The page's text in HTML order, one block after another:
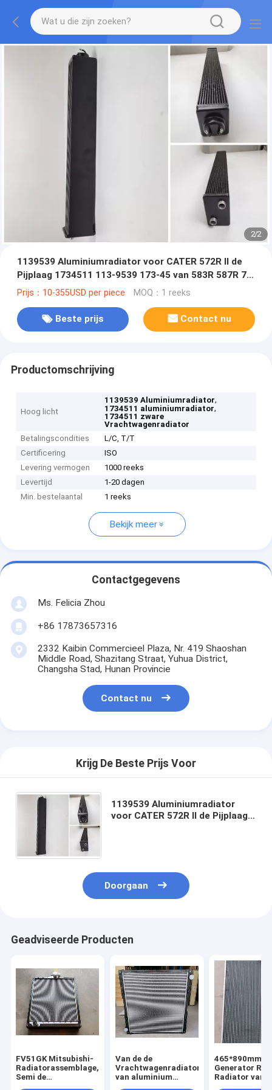
2/2
1139539 Aluminiumradiator voor CATER 572R II de
Pijplaag 1734511 113-9539 173-45 van 583R 587R 7A
7S 7SU 7U 8SU 583R
Prijs：10-355USD per piece MOQ：1 reeks
Beste prijs Contact nu
Productomschrijving
Hoog licht
1139539 Aluminiumradiator,
1734511 aluminiumradiator,
1734511 zware
Vrachtwagenradiator
Betalingscondities
L/C, T/T
Certificering
ISO
Levering vermogen
1000 reeks
Levertijd
1-20 dagen
Min. bestelaantal
1 reeks
Bekijk meer
Contactgegevens
Ms. Felicia Zhou
+86 17873657316
2332 Kaibin Commercieel Plaza, Nr. 419 Shaoshan
Middle Road, Shazitang Straat, Yuhua District,
Changsha Stad, Hunan Provincie
Contact nu
Krijg De Beste Prijs Voor
1139539 Aluminiumradiator
voor CATER 572R II de Pijplaag
Doorgaan
Geadviseerde Producten
FV51GK Mitsubishi-
Radiatorassemblage,
Semi de
Van de de
Vrachtwagenradiator
van aluminium
465*890mm
Generator
Radiator van